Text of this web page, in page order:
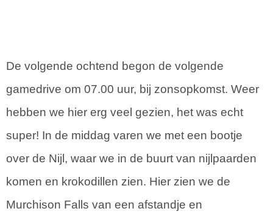
De volgende ochtend begon de volgende
gamedrive om 07.00 uur, bij zonsopkomst. Weer
hebben we hier erg veel gezien, het was echt
super! In de middag varen we met een bootje
over de Nijl, waar we in de buurt van nijlpaarden
komen en krokodillen zien. Hier zien we de
Murchison Falls van een afstandje en